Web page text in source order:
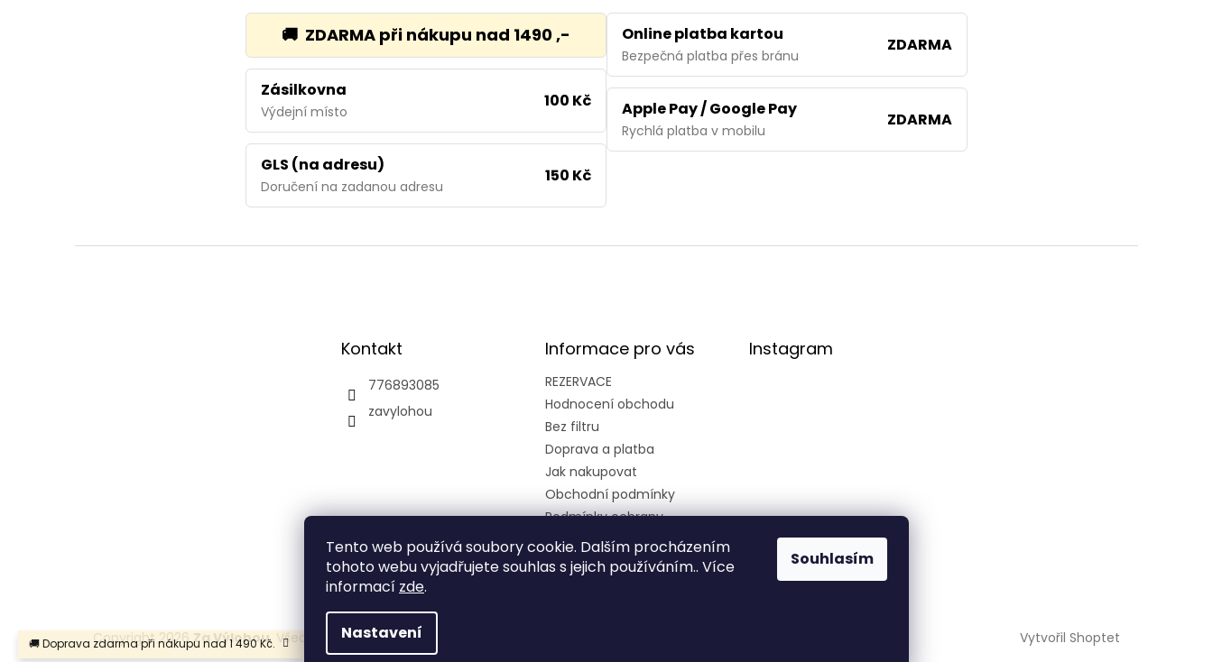
Tento web používá soubory cookie. Dalším procházením
tohoto webu vyjadřujete souhlas s jejich používáním.. Více
informací zde.
Nastavení
Souhlasím
🚚 Doprava zdarma při nákupu nad 1 490 Kč.
🚚 ZDARMA při nákupu nad 1490 ,-
Zásilkovna
Výdejní místo
100 Kč
GLS (na adresu)
Doručení na zadanou adresu
150 Kč
Online platba kartou
Bezpečná platba přes bránu
ZDARMA
Apple Pay / Google Pay
Rychlá platba v mobilu
ZDARMA
Kontakt
776893085
zavylohou
Informace pro vás
REZERVACE
Hodnocení obchodu
Bez filtru
Doprava a platba
Jak nakupovat
Obchodní podmínky
Podmínky ochrany
Kariéra
Instagram
Sledovat na
Instagramu
Vytvořil Shoptet
Copyright 2026Za Výlohou. Všechna práva vyhrazena.